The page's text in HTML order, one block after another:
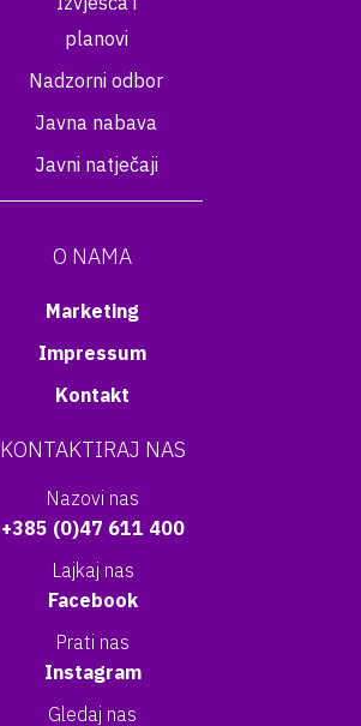
planovi
Nadzorni odbor
Javna nabava
Javni natječaji
O NAMA
Marketing
Impressum
Kontakt
KONTAKTIRAJ NAS
Nazovi nas
+385 (0)47 611 400
Lajkaj nas
Facebook
Prati nas
Instagram
Gledaj nas